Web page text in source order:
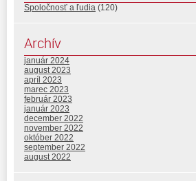
Spoločnosť a ľudia (120)
Archív
január 2024
august 2023
apríl 2023
marec 2023
február 2023
január 2023
december 2022
november 2022
október 2022
september 2022
august 2022